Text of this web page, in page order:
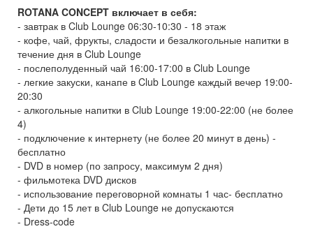
ROTANA CONCEPT включает в себя:
- завтрак в Club Lounge 06:30-10:30 - 18 этаж
- кофе, чай, фрукты, сладости и безалкогольные напитки в
течение дня в Club Lounge
- послеполуденный чай 16:00-17:00 в Club Lounge
- легкие закуски, канапе в Club Lounge каждый вечер 19:00-
20:30
- алкогольные напитки в Club Lounge 19:00-22:00 (не более
4)
- подключение к интернету (не более 20 минут в день) -
бесплатно
- DVD в номер (по запросу, максимум 2 дня)
- фильмотека DVD дисков
- использование переговорной комнаты 1 час- бесплатно
- Дети до 15 лет в Club Lounge не допускаются
- Dress-code